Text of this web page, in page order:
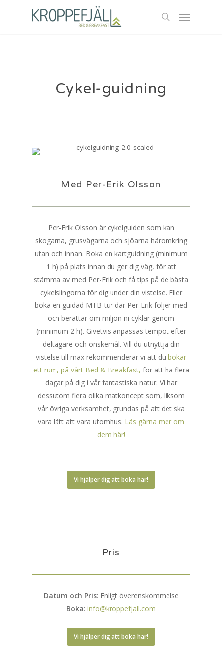
search
Menu
Cykel-guidning
Med Per-Erik Olsson
Per-Erik Olsson är cykelguiden som kan
skogarna, grusvägarna och sjöarna häromkring
utan och innan. Boka en kartguidning (minimum
1 h) på plats innan du ger dig väg, för att
stämma av med Per-Erik och få tips på de bästa
cykelslingorna för dig under din vistelse. Eller
boka en guidad MTB-tur där Per-Erik följer med
och berättar om miljön ni cyklar genom
(minimum 2 h). Givetvis anpassas tempot efter
deltagare och önskemål. Vill du utnyttja din
vistelse till max rekommenderar vi att du bokar
ett rum, på vårt Bed & Breakfast, för att ha flera
dagar på dig i vår fantastiska natur. Vi har
dessutom flera olika matkoncept som, liksom
vår övriga verksamhet, grundas på att det ska
vara lätt att vara utomhus. Läs gärna mer om
dem här!
Vi hjälper dig att boka här!
Pris
Datum och Pris: Enligt överenskommelse
Boka: info@kroppefjall.com
Vi hjälper dig att boka här!